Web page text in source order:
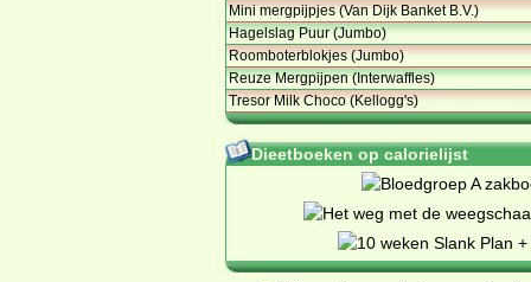
Mini mergpijpjes (Van Dijk Banket B.V.)
Hagelslag Puur (Jumbo)
Roomboterblokjes (Jumbo)
Reuze Mergpijpen (Interwaffles)
Tresor Milk Choco (Kellogg's)
Dieetboeken op calorielijst